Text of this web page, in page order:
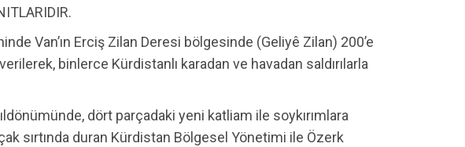
Van’ın Erciş Zilan Deresi bölgesinde (Geliyê Zilan) 200’e
binlerce Kürdistanlı karadan ve havadan saldırılarla
dört parçadaki yeni katliam ile soykırımlara
sırtında duran Kürdistan Bölgesel Yönetimi ile Özerk